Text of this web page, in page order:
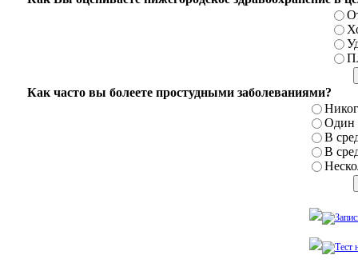
Как часто вы болеете простудными заболеваниями?
Один
В
В